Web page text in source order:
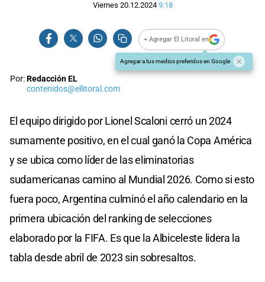
Viernes 20.12.2024 9:18
+ Agregar El Litoral en
Agregar a tus medios preferidos en Google
Por:Redacción EL
contenidos@ellitoral.com
El equipo dirigido por Lionel Scaloni cerró un 2024
sumamente positivo, en el cual ganó la Copa América
y se ubica como líder de las eliminatorias
sudamericanas camino al Mundial 2026. Como si esto
fuera poco, Argentina culminó el año calendario en la
primera ubicación del ranking de selecciones
elaborado por la FIFA. Es que la Albiceleste lidera la
tabla desde abril de 2023 sin sobresaltos.